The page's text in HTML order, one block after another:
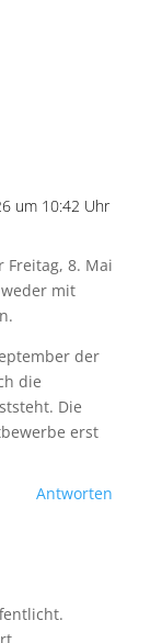
um 10:42 Uhr
8. Mai
mit
der
die
Die
erst
Antworten